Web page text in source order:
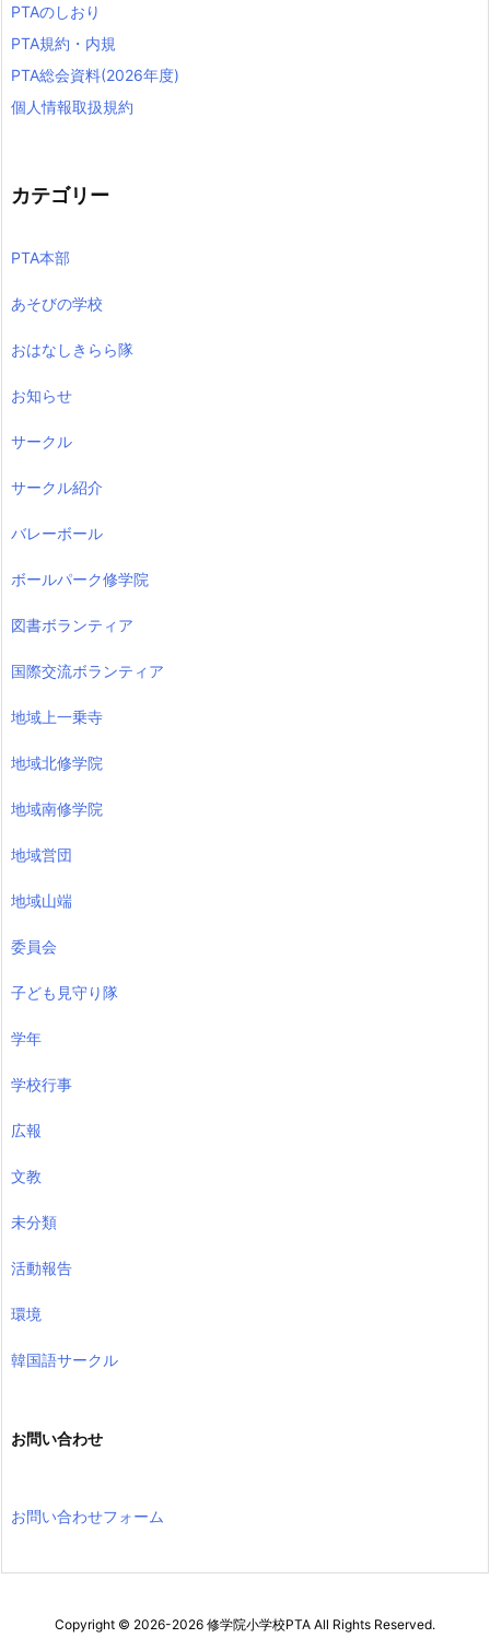
PTAのしおり
PTA規約・内規
PTA総会資料(2026年度)
個人情報取扱規約
カテゴリー
PTA本部
あそびの学校
おはなしきらら隊
お知らせ
サークル
サークル紹介
バレーボール
ボールパーク修学院
図書ボランティア
国際交流ボランティア
地域上一乗寺
地域北修学院
地域南修学院
地域営団
地域山端
委員会
子ども見守り隊
学年
学校行事
広報
文教
未分類
活動報告
環境
韓国語サークル
お問い合わせ
お問い合わせフォーム
Copyright © 2026-2026 修学院小学校PTA All Rights Reserved.